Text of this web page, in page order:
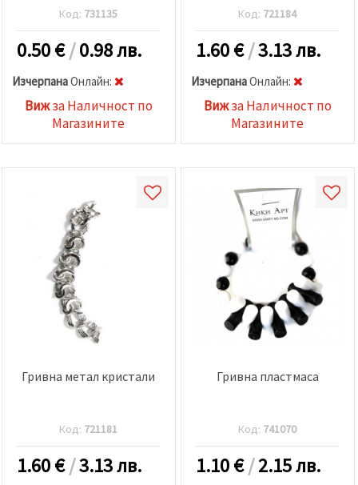
Код: 731135
0.50€/0.98 лв.
ИзчерпанаOнлайн:
Вижза Наличност по
Магазините
Код: 721184
1.60€/3.13 лв.
ИзчерпанаOнлайн:
Вижза Наличност по
Магазините
Гривна метал кристали
Код: 721181
1.60€/3.13 лв.
Гривна пластмаса
Код: 741070
1.10€/2.15 лв.